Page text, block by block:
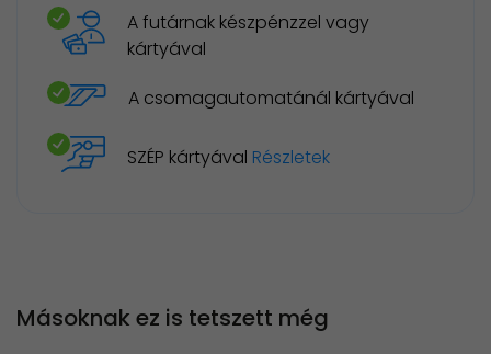
A futárnak készpénzzel vagy
kártyával
A csomagautomatánál kártyával
SZÉP kártyával Részletek
Másoknak ez is tetszett még